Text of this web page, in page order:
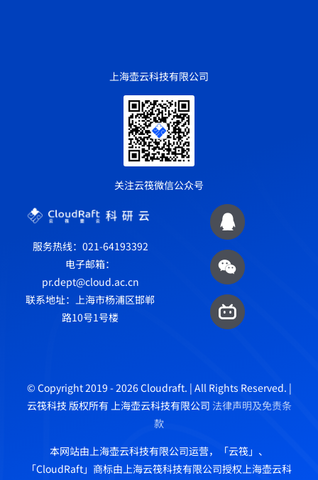
上海壶云科技有限公司
关注云筏微信公众号
服务热线：021-64193392
电子邮箱：
pr.dept@cloud.ac.cn
联系地址：上海市杨浦区邯郸
路10号1号楼
© Copyright 2019 - 2026 Cloudraft. | All Rights Reserved. |
云筏科技 版权所有 上海壶云科技有限公司 法律声明及免责条
款
本网站由上海壶云科技有限公司运营，「云筏」、
「CloudRaft」商标由上海云筏科技有限公司授权上海壶云科